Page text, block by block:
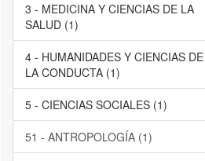
3 - MEDICINA Y CIENCIAS DE LA
SALUD (1)
4 - HUMANIDADES Y CIENCIAS DE
LA CONDUCTA (1)
5 - CIENCIAS SOCIALES (1)
51 - ANTROPOLOGÍA (1)